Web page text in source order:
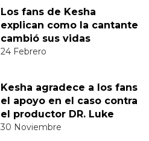
Los fans de Kesha
explican como la cantante
cambió sus vidas
24 Febrero
Kesha agradece a los fans
el apoyo en el caso contra
el productor DR. Luke
30 Noviembre